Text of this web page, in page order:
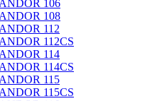
106
108
112
112CS
114
114CS
115
115CS